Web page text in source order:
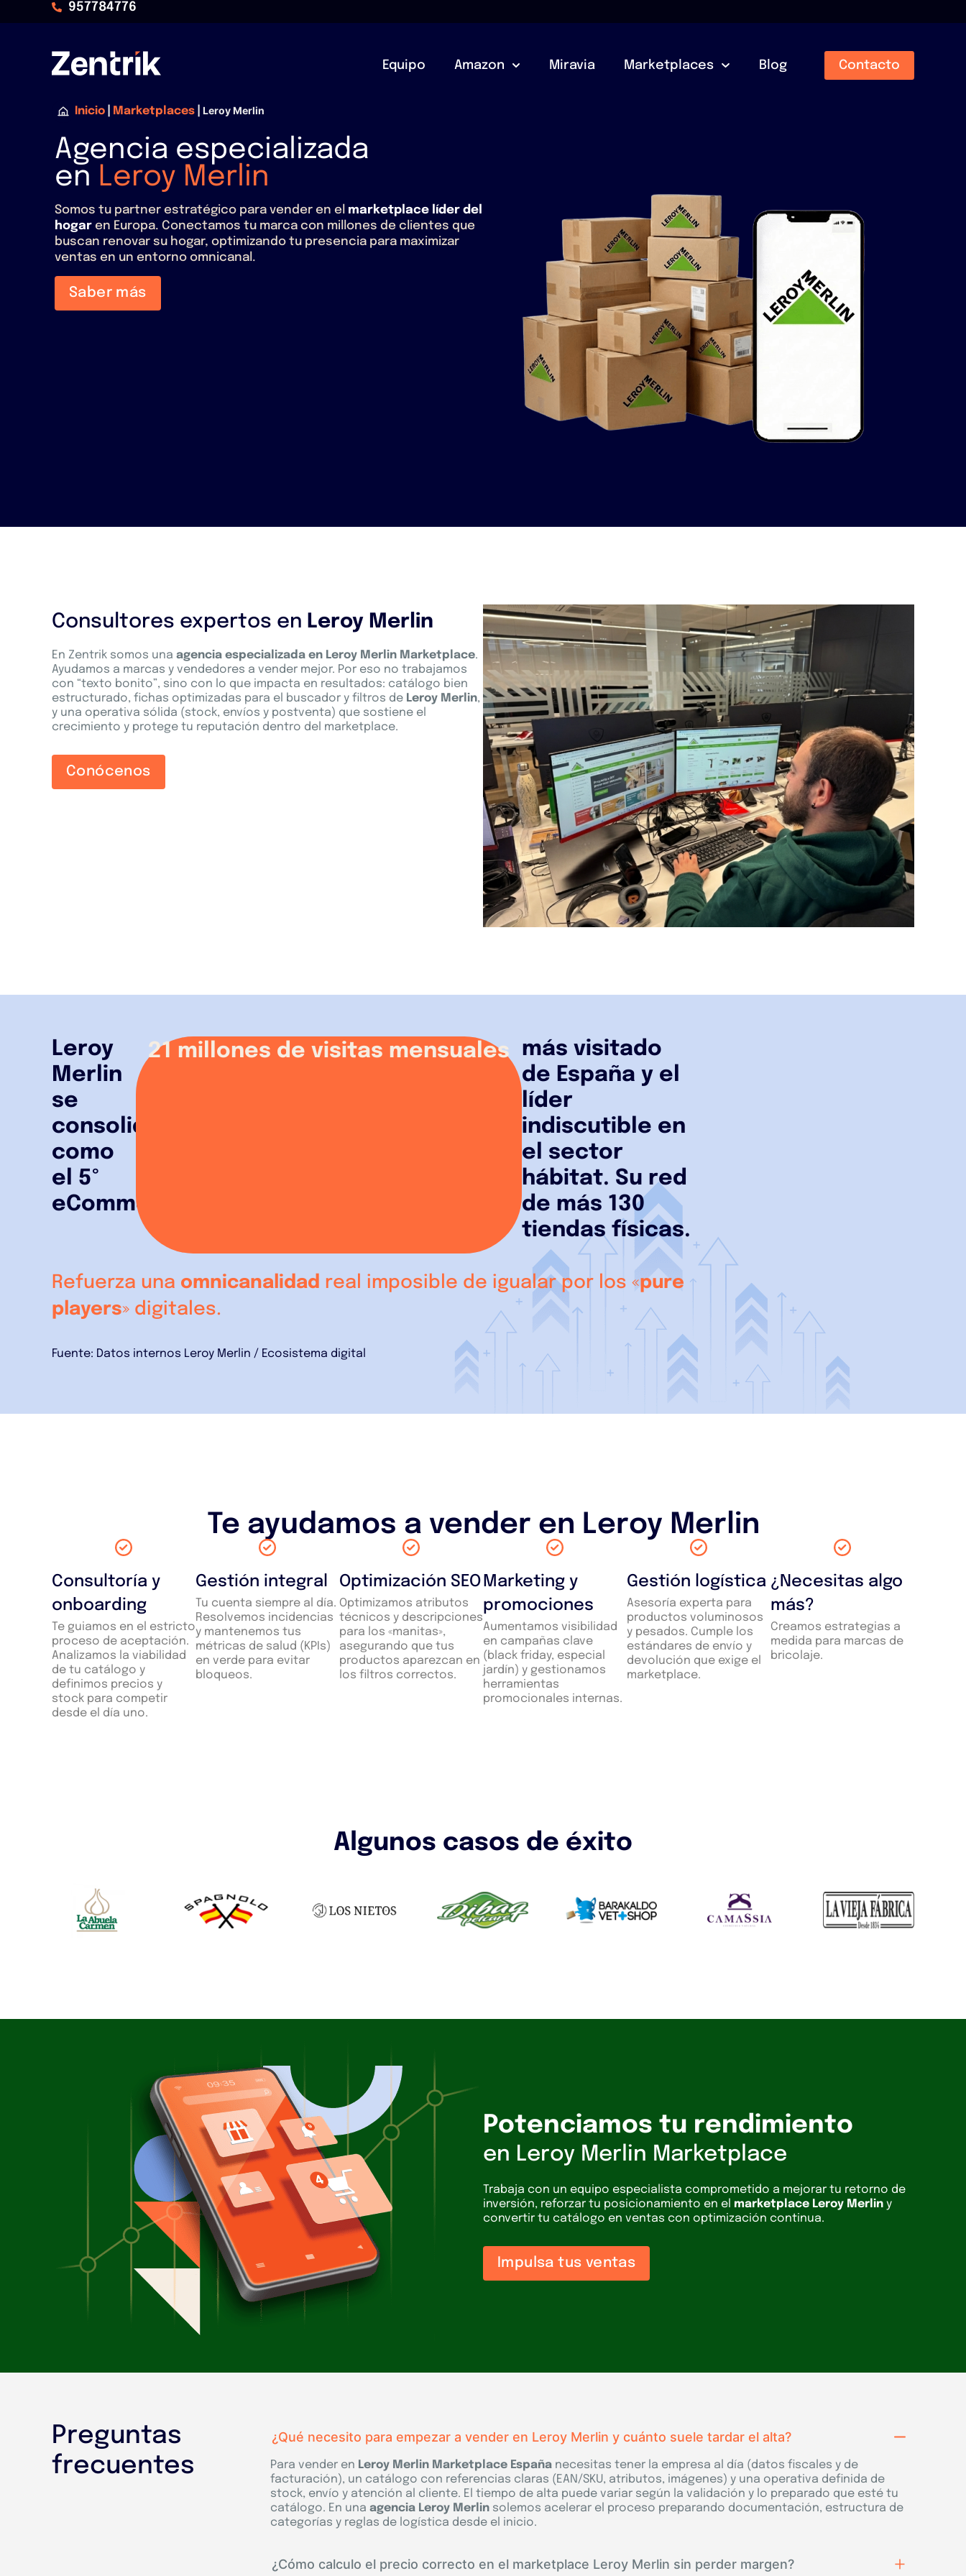
957784776
Equipo Amazon Miravia Marketplaces Blog Contacto
Inicio Marketplaces Leroy Merlin
Agencia especializada
en Leroy Merlin
Somos tu partner estratégico para vender en el marketplace líder del
hogar en Europa. Conectamos tu marca con millones de clientes que
buscan renovar su hogar, optimizando tu presencia para maximizar
ventas en un entorno omnicanal.
Saber más
Consultores expertos en Leroy Merlin
En Zentrik somos una agencia especializada en Leroy Merlin Marketplace.
Ayudamos a marcas y vendedores a vender mejor. Por eso no trabajamos
con “texto bonito”, sino con lo que impacta en resultados: catálogo bien
estructurado, fichas optimizadas para el buscador y filtros de Leroy Merlin,
y una operativa sólida (stock, envíos y postventa) que sostiene el
crecimiento y protege tu reputación dentro del marketplace.
Conócenos
Leroy
Merlin
se
consolida
como
el 5º
eCommerce
21 millones de visitas mensuales
más visitado
de España y el
líder
indiscutible en
el sector
hábitat. Su red
de más 130
tiendas físicas.
Refuerza una omnicanalidad real imposible de igualar por los «pure
players» digitales.
Fuente: Datos internos Leroy Merlin / Ecosistema digital
Te ayudamos a vender en Leroy Merlin
Consultoría y
onboarding
Te guiamos en el estricto
proceso de aceptación.
Analizamos la viabilidad
de tu catálogo y
definimos precios y
stock para competir
desde el día uno.
Gestión integral
Tu cuenta siempre al día.
Resolvemos incidencias
y mantenemos tus
métricas de salud (KPIs)
en verde para evitar
bloqueos.
Optimización SEO
Optimizamos atributos
técnicos y descripciones
para los «manitas»,
asegurando que tus
productos aparezcan en
los filtros correctos.
Marketing y
promociones
Aumentamos visibilidad
en campañas clave
(black friday, especial
jardín) y gestionamos
herramientas
promocionales internas.
Gestión logística
Asesoría experta para
productos voluminosos
y pesados. Cumple los
estándares de envío y
devolución que exige el
marketplace.
¿Necesitas algo
más?
Creamos estrategias a
medida para marcas de
bricolaje.
Algunos casos de éxito
Potenciamos tu rendimiento
en Leroy Merlin Marketplace
Trabaja con un equipo especialista comprometido a mejorar tu retorno de
inversión, reforzar tu posicionamiento en el marketplace Leroy Merlin y
convertir tu catálogo en ventas con optimización continua.
Impulsa tus ventas
Preguntas
frecuentes
¿Qué necesito para empezar a vender en Leroy Merlin y cuánto suele tardar el alta?
Para vender en Leroy Merlin Marketplace Españanecesitas tener la empresa al día (datos fiscales y de
facturación), un catálogo con referencias claras (EAN/SKU, atributos, imágenes) y una operativa definida de
stock, envío y atención al cliente. El tiempo de alta puede variar según la validación y lo preparado que esté tu
catálogo. En una agencia Leroy Merlinsolemos acelerar el proceso preparando documentación, estructura de
categorías y reglas de logística desde el inicio.
¿Cómo calculo el precio correcto en el marketplace Leroy Merlin sin perder margen?